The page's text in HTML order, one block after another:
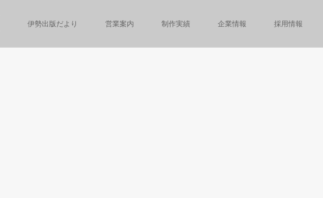
伊勢出版だより 営業案内 制作実績 企業情報 採用情報